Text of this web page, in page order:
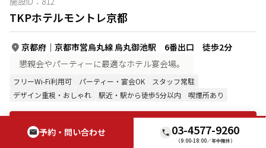
TKPホテルモントレ京都
京都府 ｜ 京都市営烏丸線 烏丸御池駅 6番出口 徒歩2分
懇親会やパーティーに最適なホテル宴会場。
フリーWi-Fi利用可 パーティー・宴会OK
スタッフ常駐
デザイン重視・おしゃれ
駅近・駅から徒歩5分以内 喫煙所あり
予約・問い合わせ 03-4577-9260
（9:00-18:00／年中無休）